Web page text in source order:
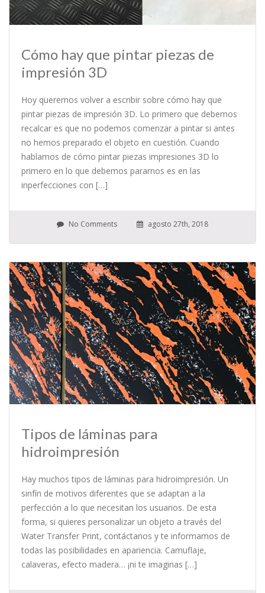
Cómo hay que pintar piezas de
impresión 3D
Hoy queremos volver a escribir sobre cómo hay que
pintar piezas de impresión 3D. Lo primero que debemos
recalcar es que no podemos comenzar a pintar si antes
no hemos preparado el objeto en cuestión. Cuando
hablamos de cómo pintar piezas impresiones 3D lo
primero en lo que debemos pararnos es en las
inperfecciones con […]
No Comments agosto 27th, 2018
Tipos de láminas para
hidroimpresión
Hay muchos tipos de láminas para hidroimpresión. Un
sinfín de motivos diferentes que se adaptan a la
perfección a lo que necesitan los usuarios. De esta
forma, si quieres personalizar un objeto a través del
Water Transfer Print, contáctanos y te informamos de
todas las posibilidades en apariencia. Camuflaje,
calaveras, efecto madera… ¡ni te imaginas […]